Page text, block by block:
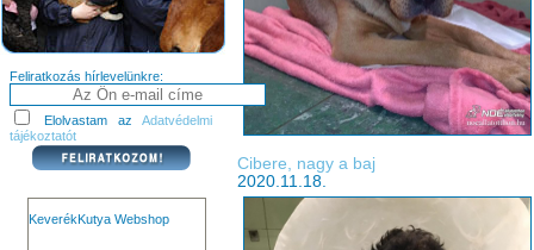
Feliratkozás hírlevelünkre:
Elolvastam az Adatvédelmi
tájékoztatót
KeverékKutya Webshop
Cibere, nagy a baj
2020.11.18.